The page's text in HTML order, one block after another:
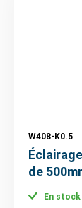
W408-K0.5
de
En stock